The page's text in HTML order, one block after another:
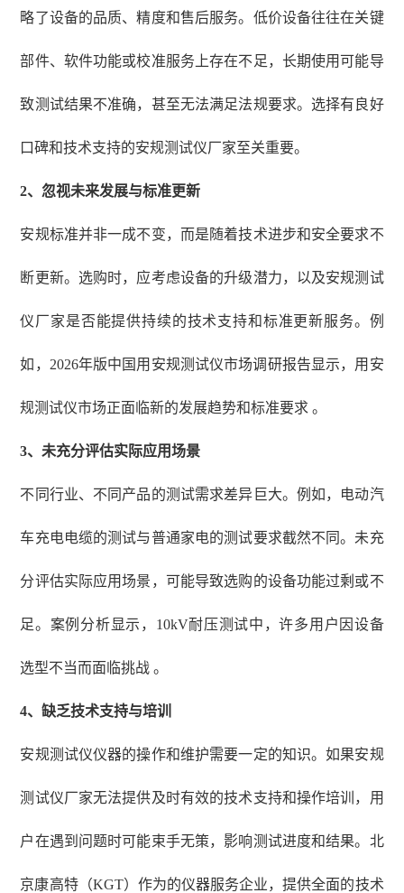
略了设备的品质、精度和售后服务。低价设备往往在关键
部件、软件功能或校准服务上存在不足，长期使用可能导
致测试结果不准确，甚至无法满足法规要求。选择有良好
口碑和技术支持的安规测试仪厂家至关重要。
2、 忽视未来发展与标准更新
安规标准并非一成不变，而是随着技术进步和安全要求不
断更新。选购时，应考虑设备的升级潜力，以及安规测试
仪厂家是否能提供持续的技术支持和标准更新服务。例
如， 2026年版中国用安规测试仪市场调研报告显示，用安
规测试仪市场正面临新的发展趋势和标准要求 。
3、 未充分评估实际应用场景
不同行业、不同产品的测试需求差异巨大。例如，电动汽
车充电电缆的测试与普通家电的测试要求截然不同。未充
分评估实际应用场景，可能导致选购的设备功能过剩或不
足。案例分析显示， 10kV耐压测试中，许多用户因设备
选型不当而面临挑战 。
4、缺乏技术支持与培训
安规测试仪仪器的操作和维护需要一定的知识。如果安规
测试仪厂家无法提供及时有效的技术支持和操作培训，用
户在遇到问题时可能束手无策，影响测试进度和结果。北
京康高特（KGT）作为的仪器服务企业，提供全面的技术